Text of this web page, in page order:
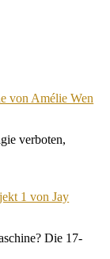
von Amélie Wen
verboten,
1 von Jay
Die 17-